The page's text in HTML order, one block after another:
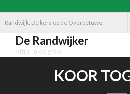
inhoud
Randwijk. De kers op de Overbetuwe.
De Randwijker
Altijd in de groei
KOOR